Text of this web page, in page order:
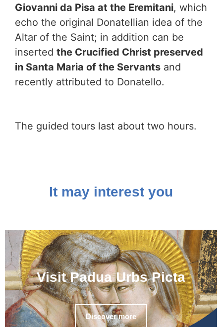
Giovanni da Pisa at the Eremitani, which
echo the original Donatellian idea of the
Altar of the Saint; in addition can be
inserted the Crucified Christ preserved
in Santa Maria of the Servants and
recently attributed to Donatello.
The guided tours last about two hours.
It may interest you
Visit Padua Urbs Picta
Discover more